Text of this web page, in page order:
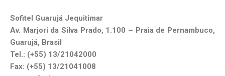
Sofitel Guarujá Jequitimar
Av. Marjori da Silva Prado, 1.100 – Praia de Pernambuco,
Guarujá, Brasil
Tel.: (+55) 13/21042000
Fax: (+55) 13/21041008